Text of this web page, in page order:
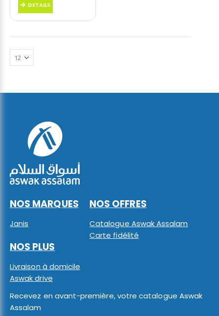
DETAILS
NOS MARQUES
Janis
NOS OFFRES
Catalogue Aswak Assalam
Carte fidélité
NOS PLUS
Livraison à domicile
Aswak drive
Recevez en avant-première, votre catalogue Aswak
Assalam